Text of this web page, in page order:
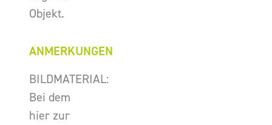
Objekt.
ANMERKUNGEN
BILDMATERIAL:
Bei dem
hier zur